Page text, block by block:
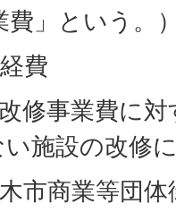
費」という。
費
修事業費に
施設の改修
市商業等団